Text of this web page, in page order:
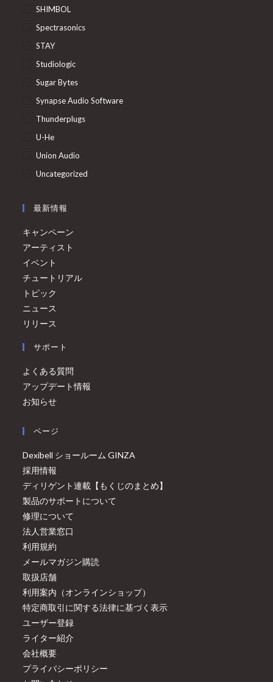
SHIMBOL
Spectrasonics
STAY
Studiologic
Sugar Bytes
Synapse Audio Software
Thunderplugs
U-He
Union Audio
Uncategorized
最新情報
キャンペーン
アーティスト
イベント
チュートリアル
トピック
ニュース
リリース
サポート
よくある質問
アップデート情報
お知らせ
ページ
Dexibell ショールーム GINZA
採用情報
ディリゲント連載【もくじのまとめ】
製品のサポートについて
修理について
法人営業窓口
利用規約
メールマガジン購読
取扱店舗
利用案内（オンラインショップ）
特定商取引に関する法律に基づく表示
ユーザー登録
ライター紹介
会社概要
プライバシーポリシー